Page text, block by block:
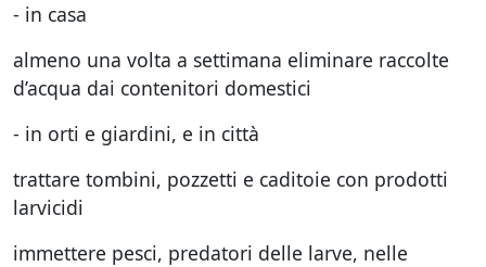
- in casa
almeno una volta a settimana eliminare raccolte
d’acqua dai contenitori domestici
- in orti e giardini, e in città
trattare tombini, pozzetti e caditoie con prodotti
larvicidi
immettere pesci, predatori delle larve, nelle